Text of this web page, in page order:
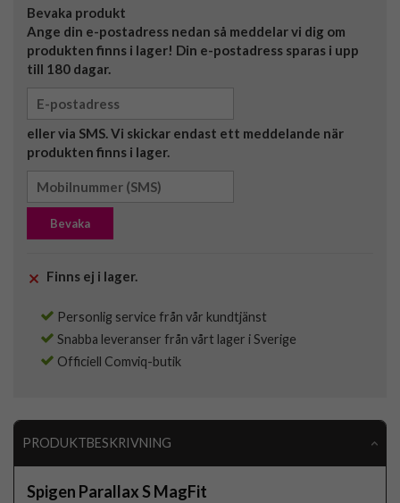
Bevaka produkt
Ange din e-postadress nedan så meddelar vi dig om
produkten finns i lager! Din e-postadress sparas i upp
till 180 dagar.
eller via SMS. Vi skickar endast ett meddelande när
produkten finns i lager.
Bevaka
Finns ej i lager.
Personlig service från vår kundtjänst
Snabba leveranser från vårt lager i Sverige
Officiell Comviq-butik
PRODUKTBESKRIVNING
Spigen Parallax S MagFit